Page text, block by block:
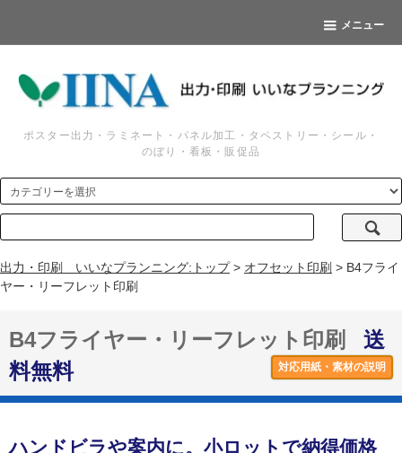
メニュー
ポスター出力・ラミネート・パネル加工・タペストリー・シール・
のぼり・看板・販促品
出力・印刷 いいなプランニング:トップ> オフセット印刷 > B4フライ
ヤー・リーフレット印刷
B4フライヤー・リーフレット印刷
送
料無料
対応用紙・素材の説明
ハンドビラや案内に。小ロットで納得価格